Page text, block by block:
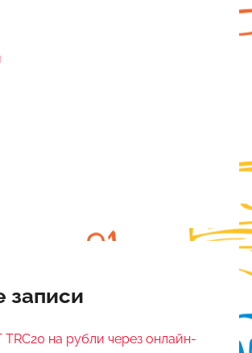
записи
на рубли через онлайн-